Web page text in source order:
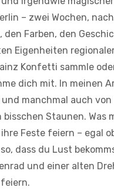
– zwei Wochen,
Farben, den
Eigenheiten
Konfetti sammle
dich mit. In meinen
manchmal auch von
Staunen. Was
Feste feiern – egal
dass du Lust
und einer alten